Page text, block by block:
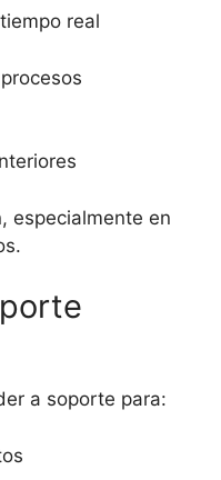
real
especialmente en
a soporte para: